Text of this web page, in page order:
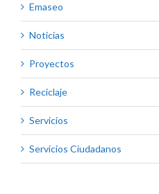
Emaseo
Noticias
Proyectos
Reciclaje
Servicios
Servicios Ciudadanos